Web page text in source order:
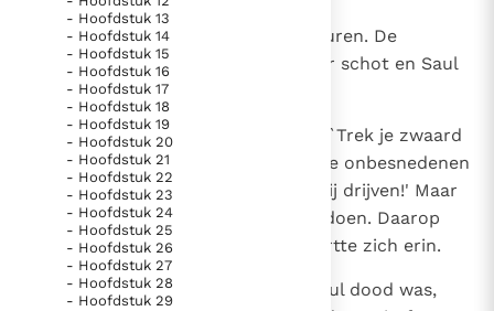
5. Het gebed van de Kerk
In Christus wordt onze honger vervuld
Leer de kostbare parel van Gods koninkrijk te
herkennen
Gods Koninkrijk groeit stilletjes door liefde, niet door
dwang
De mystiek. De mystieke verschijnselen en de
heiligheid
Berichten
Het Vaticaan publiceert een nieuwe Latijnse uitgave
van het Romeins martyrologium
Vaticaanse financiële waakhond verliest autonomie
Paus spreekt het Wereldvoedselprogramma toe
- Hoofdstuk 13
- Hoofdstuk 14
- Hoofdstuk 15
- Hoofdstuk 16
- Hoofdstuk 17
- Hoofdstuk 18
- Hoofdstuk 19
- Hoofdstuk 20
- Hoofdstuk 21
- Hoofdstuk 22
- Hoofdstuk 23
- Hoofdstuk 24
- Hoofdstuk 25
- Hoofdstuk 26
- Hoofdstuk 27
- Hoofdstuk 28
- Hoofdstuk 29
Nu kreeg Saul het zwaar te verduren. De
boogschutters kregen hem onder schot en Saul
was zo bevreesd voor hen
dat hij tot zijn wapendrager zei: `Trek je zwaard
en doorsteek mij; anders gaan die onbesnedenen
mij doorboren en de spot met mij drijven!' Maar
zijn wapendrager wilde dat niet doen. Daarop
nam Saul zelf het zwaard en stortte zich erin.
Toen de wapendrager zag dat Saul dood was,